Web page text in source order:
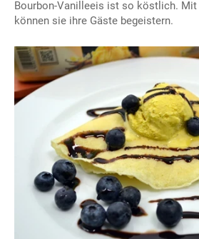
Bourbon-Vanilleeis ist so köstlich. Mit
können sie ihre Gäste begeistern.